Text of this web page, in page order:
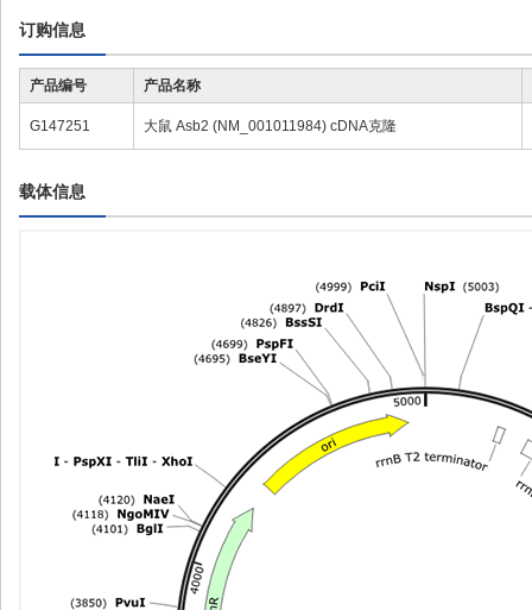
订购信息
产品编号 产品名称
G147251 大鼠 Asb2 (NM_001011984) cDNA克隆
载体信息